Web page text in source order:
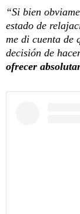
“Si bien
estado de
me di cuenta de
decisión de
ofrecer